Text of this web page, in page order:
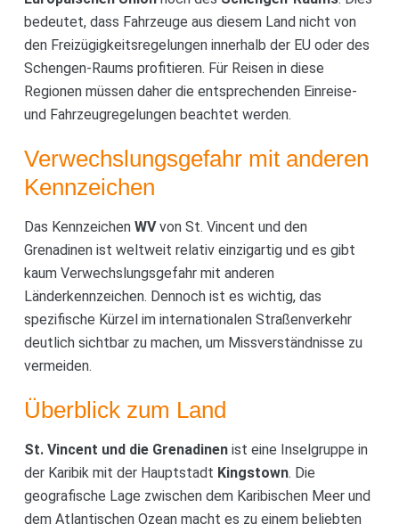
bedeutet, dass Fahrzeuge aus diesem Land nicht von
den Freizügigkeitsregelungen innerhalb der EU oder des
Schengen-Raums profitieren. Für Reisen in diese
Regionen müssen daher die entsprechenden Einreise-
und Fahrzeugregelungen beachtet werden.
Verwechslungsgefahr mit anderen
Kennzeichen
Das Kennzeichen WVvon St. Vincent und den
Grenadinen ist weltweit relativ einzigartig und es gibt
kaum Verwechslungsgefahr mit anderen
Länderkennzeichen. Dennoch ist es wichtig, das
spezifische Kürzel im internationalen Straßenverkehr
deutlich sichtbar zu machen, um Missverständnisse zu
vermeiden.
Überblick zum Land
St. Vincent und die Grenadinenist eine Inselgruppe in
der Karibik mit der Hauptstadt Kingstown. Die
geografische Lage zwischen dem Karibischen Meer und
dem Atlantischen Ozean macht es zu einem beliebten